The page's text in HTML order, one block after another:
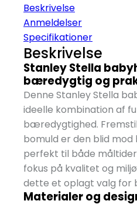
Beskrivelse
Anmeldelser
Specifikationer
Beskrivelse
Stanley Stella
bæredygtig og
Denne Stanley Stella
ideelle kombination af
bæredygtighed.
bomuld er den blid mod
perfekt til både måltider
fokus på kvalitet og
dette et oplagt valg for
Materialer og